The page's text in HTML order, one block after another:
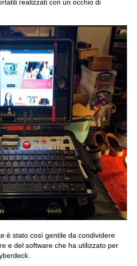
realizzati con un occhio di
è stato così gentile da condividere
e del software che ha utilizzato per